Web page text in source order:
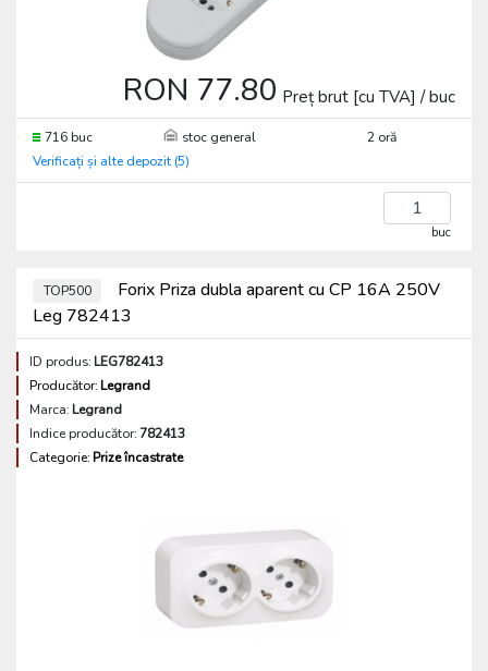
RON 77.80 Preț brut [cu TVA] / buc
716 buc stoc general
2 oră
Verificați și alte depozit (5)
buc
TOP500
Forix Priza dubla aparent cu CP 16A 250V
Leg 782413
ID produs:LEG782413
Producător:Legrand
Marca:Legrand
Indice producător:782413
Categorie:Prize încastrate